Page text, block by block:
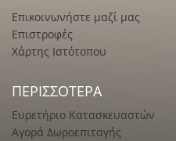
Επικοινωνήστε μαζί μας
Επιστροφές
Χάρτης Ιστότοπου
ΠΕΡΙΣΣΌΤΕΡΑ
Ευρετήριο Κατασκευαστών
Αγορά Δωροεπιταγής